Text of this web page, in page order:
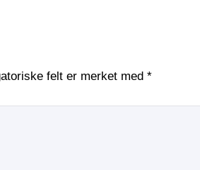
felt er merket med *